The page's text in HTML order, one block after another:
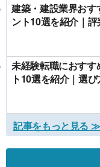
建築・建設業界お
ント10選を紹介｜評
未経験転職におす
ト10選を紹介｜選び
記事をもっと見る ≫